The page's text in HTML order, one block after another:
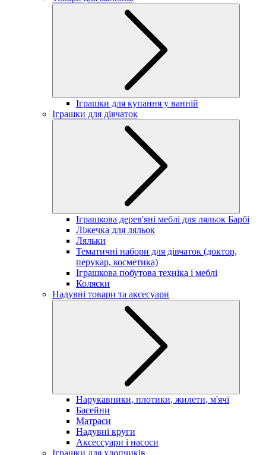
Іграшки для купання у ванній
Іграшки для дівчаток
Іграшкова дерев'яні меблі для ляльок Барбі
Ліжечка для ляльок
Ляльки
Тематичні набори для дівчаток (доктор,
перукар, косметика)
Іграшкова побутова техніка і меблі
Коляски
Надувні товари та аксесуари
Нарукавники, плотики, жилети, м'ячі
Басейни
Матраси
Надувні круги
Аксессуари і насоси
Іграшки для хлопчиків